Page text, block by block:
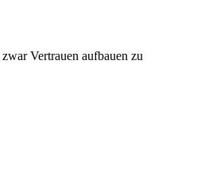
Vertrauen aufbauen zu